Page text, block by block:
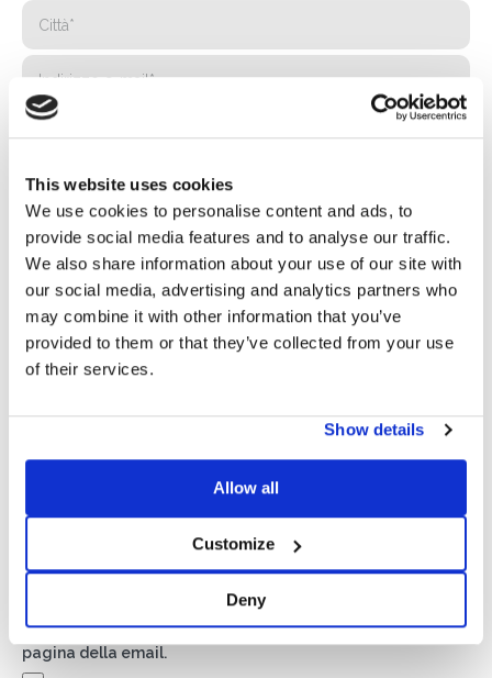
This website uses cookies
We use cookies to personalise content and ads, to
provide social media features and to analyse our traffic.
We also share information about your use of our site with
our social media, advertising and analytics partners who
may combine it with other information that you’ve
provided to them or that they’ve collected from your use
of their services.
Show details
Allow all
Customize
Deny
Autorizzo il trattamento dei miei dati secondo quanto
Newsletter
Spuntando questa casella accetti di ricevere materiale
pubblicitario sui prodotti e servizi forniti da Basic S.B.R.L.
mediante l’invio di newsletter. In qualsiasi momento potrai
disiscriverti cliccando sull’apposito link situato a piè di
pagina della email.